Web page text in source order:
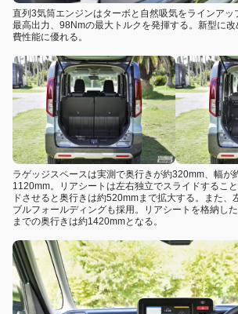
直列3気筒エンジンはターボと自然吸気をラインア
最高出力、98Nmの最大トルクを発揮する。新型に
費性能に優れる。
ラゲッジスペースは実測で奥行きが約320mm、幅が
1120mm。リアシートは左右独立でスライドするこ
ドさせると奥行きは約520mmまで拡大する。また、
ブルフォールディングも採用。リアシートを格納し
までの奥行きは約1420mmとなる。